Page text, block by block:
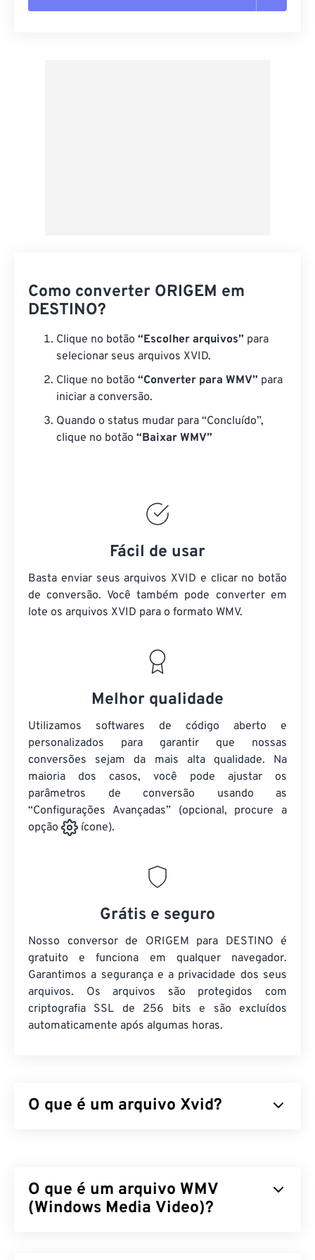
Como converter ORIGEM em
DESTINO?
Clique no botão “Escolher arquivos” para
selecionar seus arquivos XVID.
Clique no botão “Converter para WMV” para
iniciar a conversão.
Quando o status mudar para “Concluído”,
clique no botão “Baixar WMV”
Fácil de usar
Basta enviar seus arquivos XVID e clicar no botão
de conversão. Você também pode converter em
lote os arquivos XVID para o formato WMV.
Melhor qualidade
Utilizamos softwares de código aberto e
personalizados para garantir que nossas
conversões sejam da mais alta qualidade. Na
maioria dos casos, você pode ajustar os
parâmetros de conversão usando as
“Configurações Avançadas” (opcional, procure a
opção
ícone).
Grátis e seguro
Nosso conversor de ORIGEM para DESTINO é
gratuito e funciona em qualquer navegador.
Garantimos a segurança e a privacidade dos seus
arquivos. Os arquivos são protegidos com
criptografia SSL de 256 bits e são excluídos
automaticamente após algumas horas.
O que é um arquivo Xvid?
para software, e implementa opadrão ISO MPEG-4
. Utiliza compressão com "perdas", mas mantém
O que é um arquivo WMV
(Windows Media Video)?